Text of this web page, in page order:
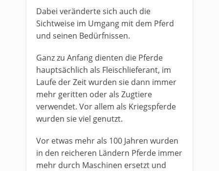
Dabei veränderte sich auch die
Sichtweise im Umgang mit dem Pferd
und seinen Bedürfnissen.
Ganz zu Anfang dienten die Pferde
hauptsächlich als Fleischlieferant, im
Laufe der Zeit wurden sie dann immer
mehr geritten oder als Zugtiere
verwendet. Vor allem als Kriegspferde
wurden sie viel genutzt.
Vor etwas mehr als 100 Jahren wurden
in den reicheren Ländern Pferde immer
mehr durch Maschinen ersetzt und